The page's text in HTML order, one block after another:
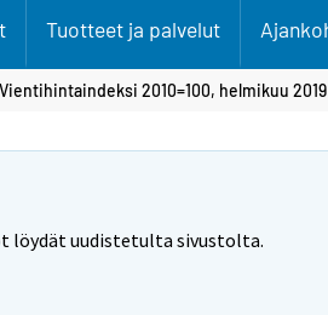
Tuotteet ja palvelut
2010=100, helmikuu 2019
löydät uudistetulta sivustolta.